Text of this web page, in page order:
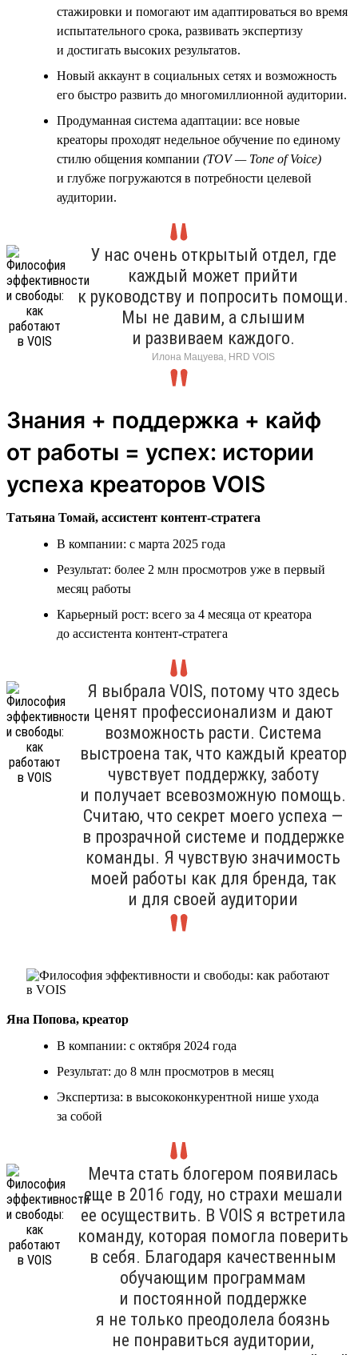
стажировки и помогают им адаптироваться во время
испытательного срока, развивать экспертизу
и достигать высоких результатов.
Новый аккаунт в социальных сетях и возможность
его быстро развить до многомиллионной аудитории.
Продуманная система адаптации: все новые
креаторы проходят недельное обучение по единому
стилю общения компании (TOV — Tone of Voice)
и глубже погружаются в потребности целевой
аудитории.
У нас очень открытый отдел, где
каждый может прийти
к руководству и попросить помощи.
Мы не давим, а слышим
и развиваем каждого.
Илона Мацуева, HRD VOIS
Знания + поддержка + кайф
от работы = успех: истории
успеха креаторов VOIS
Татьяна Томай, ассистент контент-стратега
В компании: с марта 2025 года
Результат: более 2 млн просмотров уже в первый
месяц работы
Карьерный рост: всего за 4 месяца от креатора
до ассистента контент-стратега
Я выбрала VOIS, потому что здесь
ценят профессионализм и дают
возможность расти. Система
выстроена так, что каждый креатор
чувствует поддержку, заботу
и получает всевозможную помощь.
Считаю, что секрет моего успеха —
в прозрачной системе и поддержке
команды. Я чувствую значимость
моей работы как для бренда, так
и для своей аудитории
Яна Попова, креатор
В компании: с октября 2024 года
Результат: до 8 млн просмотров в месяц
Экспертиза: в высококонкурентной нише ухода
за собой
Мечта стать блогером появилась
еще в 2016 году, но страхи мешали
ее осуществить. В VOIS я встретила
команду, которая помогла поверить
в себя. Благодаря качественным
обучающим программам
и постоянной поддержке
я не только преодолела боязнь
не понравиться аудитории,